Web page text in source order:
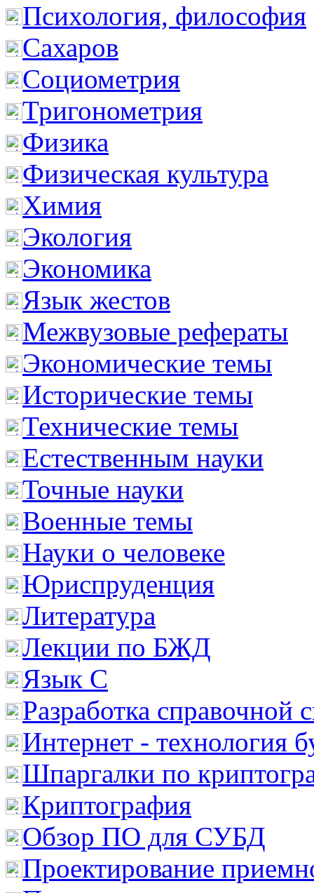
Психология, философия
Сахаров
Социометрия
Тригонометрия
Физика
Физическая культура
Химия
Экология
Экономика
Язык жестов
Межвузовые рефераты
Экономические темы
Исторические темы
Технические темы
Естественным науки
Точные науки
Военные темы
Науки о человеке
Юриспруденция
Литература
Лекции по БЖД
Язык С
Разработка справочной
Интернет - технология
Шпаргалки по
Криптография
Обзор ПО для СУБД
Проектирование